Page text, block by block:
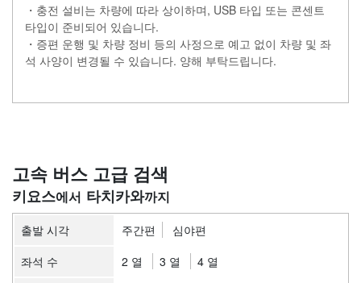
・충전 설비는 차량에 따라 상이하며, USB 타입 또는 콘센트
타입이 준비되어 있습니다.
・증편 운행 및 차량 정비 등의 사정으로 예고 없이 차량 및 좌
석 사양이 변경될 수 있습니다. 양해 부탁드립니다.
고속 버스 고급 검색
키요스 타치카와
출발 시각 주간편
심야편
좌석 수
2 열 3 열 4 열